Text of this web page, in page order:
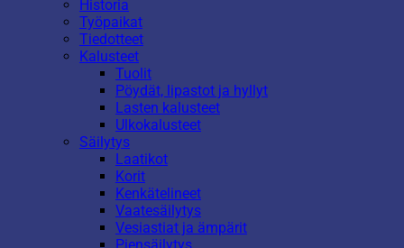
Historia
Työpaikat
Tiedotteet
Kalusteet
Tuolit
Pöydät, lipastot ja hyllyt
Lasten kalusteet
Ulkokalusteet
Säilytys
Laatikot
Korit
Kenkätelineet
Vaatesäilytys
Vesiastiat ja ämpärit